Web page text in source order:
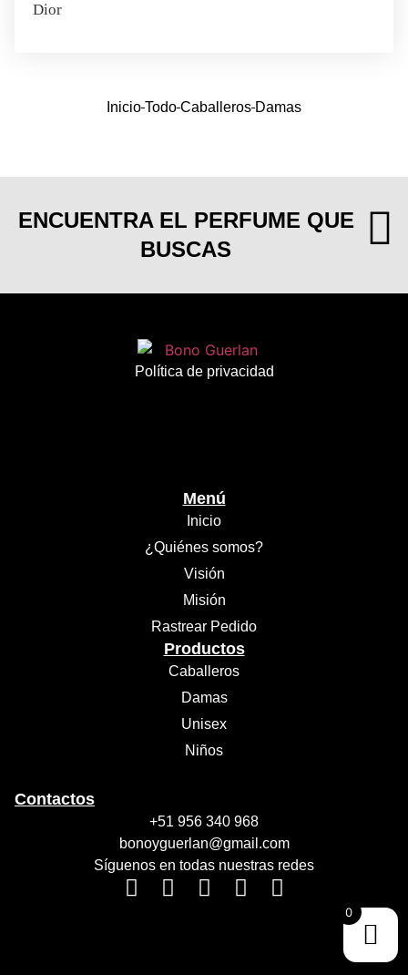
Dior
Inicio Todo Caballeros Damas
ENCUENTRA EL PERFUME QUE
BUSCAS
Política de privacidad
Menú
Inicio
¿Quiénes somos?
Visión
Misión
Rastrear Pedido
Productos
Caballeros
Damas
Unisex
Niños
Contactos
+51 956 340 968
bonoyguerlan@gmail.com
Síguenos en todas nuestras redes
0